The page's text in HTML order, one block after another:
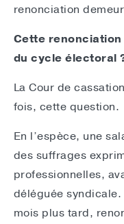
renonciation
Cette
du cycle électoral
La Cour de
fois, cette question.
En l’espèce, une
des suffrages
professionnelles,
déléguée
mois plus tard,